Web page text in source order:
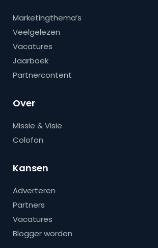
Marketingthema’s
Veelgelezen
Vacatures
Jaarboek
Partnercontent
Over
Missie & Visie
Colofon
Kansen
Adverteren
Partners
Vacatures
Blogger worden